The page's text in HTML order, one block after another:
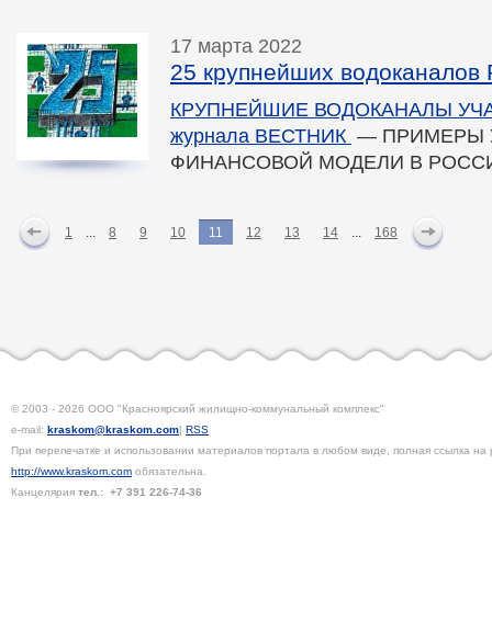
17 марта 2022
25 крупнейших водоканалов
КРУПНЕЙШИЕ ВОДОКАНАЛЫ
журнала ВЕСТНИК — ПРИМЕРЫ
ФИНАНСОВОЙ МОДЕЛИ В
1 ... 8 9 10 11 12 13 14 ... 168
© 2003 - 2026 ООО "Красноярский жилищно-коммунальный комплекс"
e-mail: kraskom@kraskom.com| RSS
При перепечатке и использовании материалов портала в любом виде, полная ссылка на
http://www.kraskom.com обязательна.
Канцелярия тел.: +7 391 226-74-36